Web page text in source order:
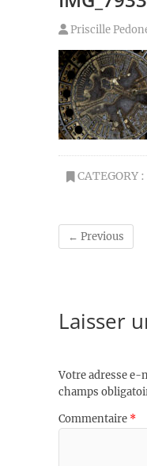
Priscille
CATEGORY :
← Previous
Laisser
Votre adresse e-
champs
Commentaire *